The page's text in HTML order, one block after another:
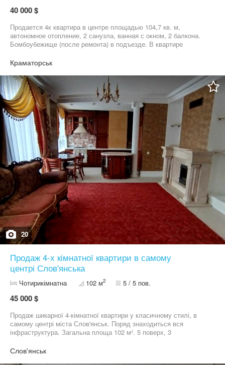
40 000 $
Продается 4к квартира в центре площадью 104,7 кв. м,
автономное отопление, 2 санузла, ванная с окном, 2 балкона.
Бомбоубежище (после ремонта) в подъезде. В квартире
холодильник, стиральная машина, посудомоечная машина,
духовка, печка, з кондиционера) и мебель (мягкая, спальня,
кухня, оборудованный гардероб и пр) для комфортного
проживания. Преимущества расположения: • Центр города —
шаговая доступность ко всей инфраструктуре: магазины,
школы, детсады, транспорт, парки и учреждения. • Отличный
вариант как для проживания, так и для сдачи в аренду Все
вопросы o5o. 347. 9l. 78 Владимир
Краматорськ
20
Продаж 4-х кімнатної квартири в самому
центрі Слов'янська
Чотирикімнатна 102 м2 5 / 5 пов.
45 000 $
Продаж шикарної 4-кімнатної квартири у класичному стилі, в
самому центрі міста Слов'янськ. Поряд знаходиться вся
інфраструктура. Загальна площа 102 м². 5 поверх, 3
Покращене планування, кухня-студія( варочна поверхня,
Слов'янськ